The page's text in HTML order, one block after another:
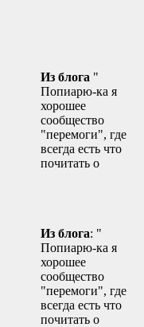
Из блога "
Попиарю-ка я
хорошее
сообщество
"перемоги", где
всегда есть что
почитать о
Из блога: "
Попиарю-ка я
хорошее
сообщество
"перемоги", где
всегда есть что
почитать о